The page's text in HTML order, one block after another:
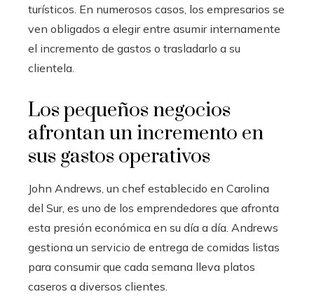
turísticos. En numerosos casos, los empresarios se
ven obligados a elegir entre asumir internamente
el incremento de gastos o trasladarlo a su
clientela.
Los pequeños negocios
afrontan un incremento en
sus gastos operativos
John Andrews, un chef establecido en Carolina
del Sur, es uno de los emprendedores que afronta
esta presión económica en su día a día. Andrews
gestiona un servicio de entrega de comidas listas
para consumir que cada semana lleva platos
caseros a diversos clientes.